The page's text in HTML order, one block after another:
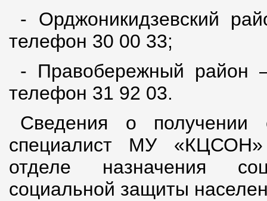
- Орджоникидзевский
телефон 30 00 33;
- Правобережный район
телефон 31 92 03.
Сведения о получении
специалист МУ «КЦСОН»
отделе назначения
социальной защиты